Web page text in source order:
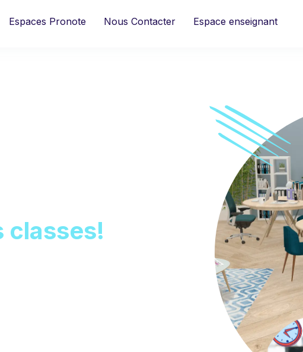
Espaces Pronote Nous Contacter Espace enseignant
classes!